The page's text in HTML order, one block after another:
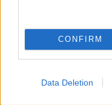
CONFIRM
Data Deletion
Főoldal
Készülékekguru
Mobiltelefonok